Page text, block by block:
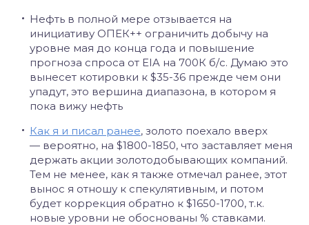
Нефть в полной мере отзывается на
инициативу ОПЕК++ ограничить добычу на
уровне мая до конца года и повышение
прогноза спроса от EIA на 700К б/с. Думаю это
вынесет котировки к $35-36 прежде чем они
упадут, это вершина диапазона, в котором я
пока вижу нефть
Как я и писал ранее, золото поехало вверх
— вероятно, на $1800-1850, что заставляет меня
держать акции золотодобывающих компаний.
Тем не менее, как я также отмечал ранее, этот
вынос я отношу к спекулятивным, и потом
будет коррекция обратно к $1650-1700, т.к.
новые уровни не обоснованы % ставками.